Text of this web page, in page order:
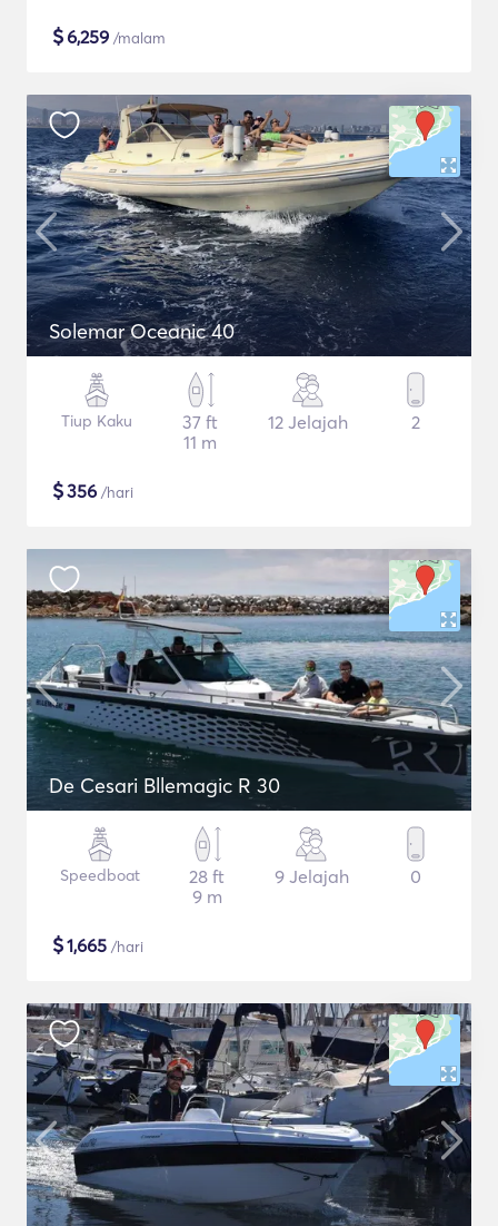
$6,259 /malam
Solemar Oceanic 40
Tiup Kaku
37 ft
11 m
12 Jelajah 2
$356 /hari
De Cesari Bllemagic R 30
Speedboat
28 ft
9 m
9 Jelajah 0
$1,665 /hari